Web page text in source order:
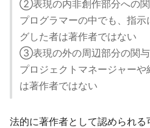
②表現の内非創作部分への
プログラマーの中でも、指
グした者は著作者ではない
③表現の外の周辺部分の関
プロジェクトマネージャー
は著作者ではない
法的に著作者として認められる